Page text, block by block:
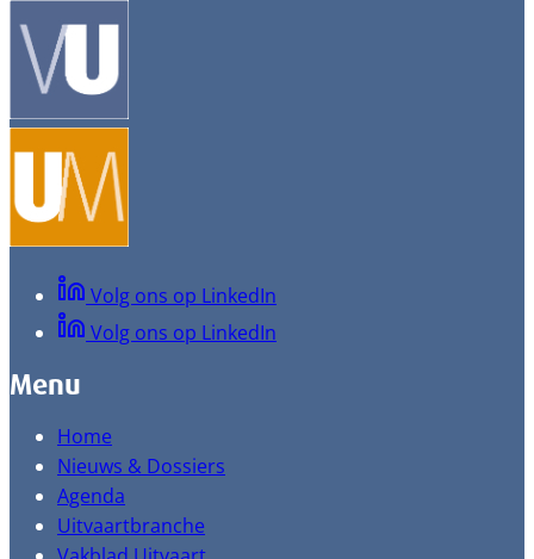
Volg ons op LinkedIn
Volg ons op LinkedIn
Menu
Home
Nieuws & Dossiers
Agenda
Uitvaartbranche